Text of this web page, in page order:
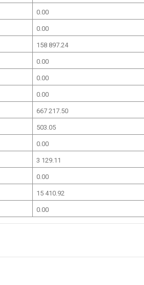
0.00
0.00
158 897.24
0.00
0.00
0.00
667 217.50
503.05
0.00
3 129.11
0.00
15 410.92
0.00